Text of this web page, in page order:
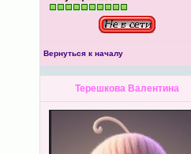
Вернуться к началу
Терешкова Валентина